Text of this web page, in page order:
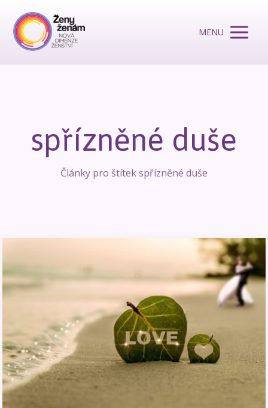
MENU
spřízněné duše
Články pro štítek spřízněné duše